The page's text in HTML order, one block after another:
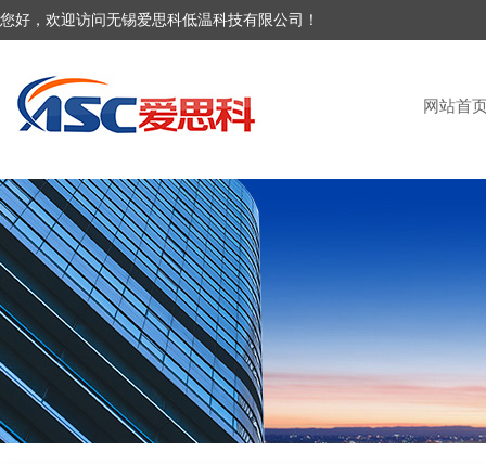
您好，欢迎访问无锡爱思科低温科技有限公司！
网站首